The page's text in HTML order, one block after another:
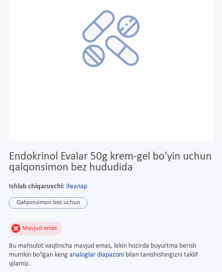
Endokrinol Evalar 50g krem-gel bo'yin uchun
qalqonsimon bez hududida
Ishlab chiqaruvchi: Эвалар
Qalqonsimon bez uchun
Mavjud emas
Bu mahsulot vaqtincha mavjud emas, lekin hozirda buyurtma berish
mumkin bo'lgan keng analoglar diapazoni bilan tanishishingizni taklif
qilamiz.